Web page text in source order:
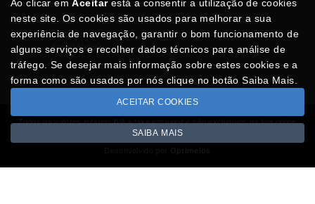
Posso Ajudar?
Todos os valores incluem IVA à taxa em vigor e são exclusivos da loja online
Copyright © CASACARMINHO.com 2026
Ao clicar emAceitarestá a consentir a utilização de cookies
neste site. Os cookies são usados para melhorar a sua
experiência de navegação, garantir o bom funcionamento de
alguns serviços e recolher dados técnicos para análise de
tráfego. Se desejar mais informação sobre estes cookies e a
forma como são usados por nós clique no botão Saiba Mais.
ACEITAR COOKIES
SAIBA MAIS